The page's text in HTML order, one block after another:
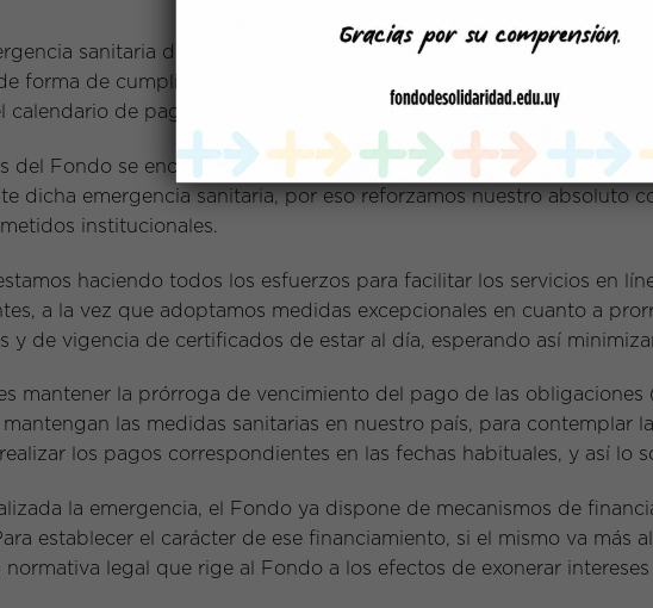
sanitaria del país, el Fondo de Solidaridad informa que se
forma de cumplir con el estudio de las solicitudes de los
calendario de pagos previsto.
del Fondo se encuentran en condiciones de gran vulnerabilidad
dicha emergencia sanitaria, por eso reforzamos nuestro absoluto
institucionales.
haciendo todos los esfuerzos para facilitar los servicios en
a la vez que adoptamos medidas excepcionales en cuanto a
y de vigencia de certificados de estar al día, esperando así
mantener la prórroga de vencimiento del pago de las
mantengan las medidas sanitarias en nuestro país, para contemplar
los pagos correspondientes en las fechas habituales, y así lo
la emergencia, el Fondo ya dispone de mecanismos de
establecer el carácter de ese financiamiento, si el mismo va más
normativa legal que rige al Fondo a los efectos de exonerar